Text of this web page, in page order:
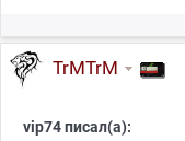
TrMTrM
vip74 писал(а):